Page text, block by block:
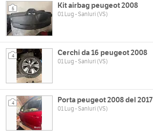
5 Kit airbag peugeot 2008
01 Lug - Sanluri (VS)
4 Cerchi da 16 peugeot 2008
01 Lug - Sanluri (VS)
4 Porta peugeot 2008 del 2017
01 Lug - Sanluri (VS)